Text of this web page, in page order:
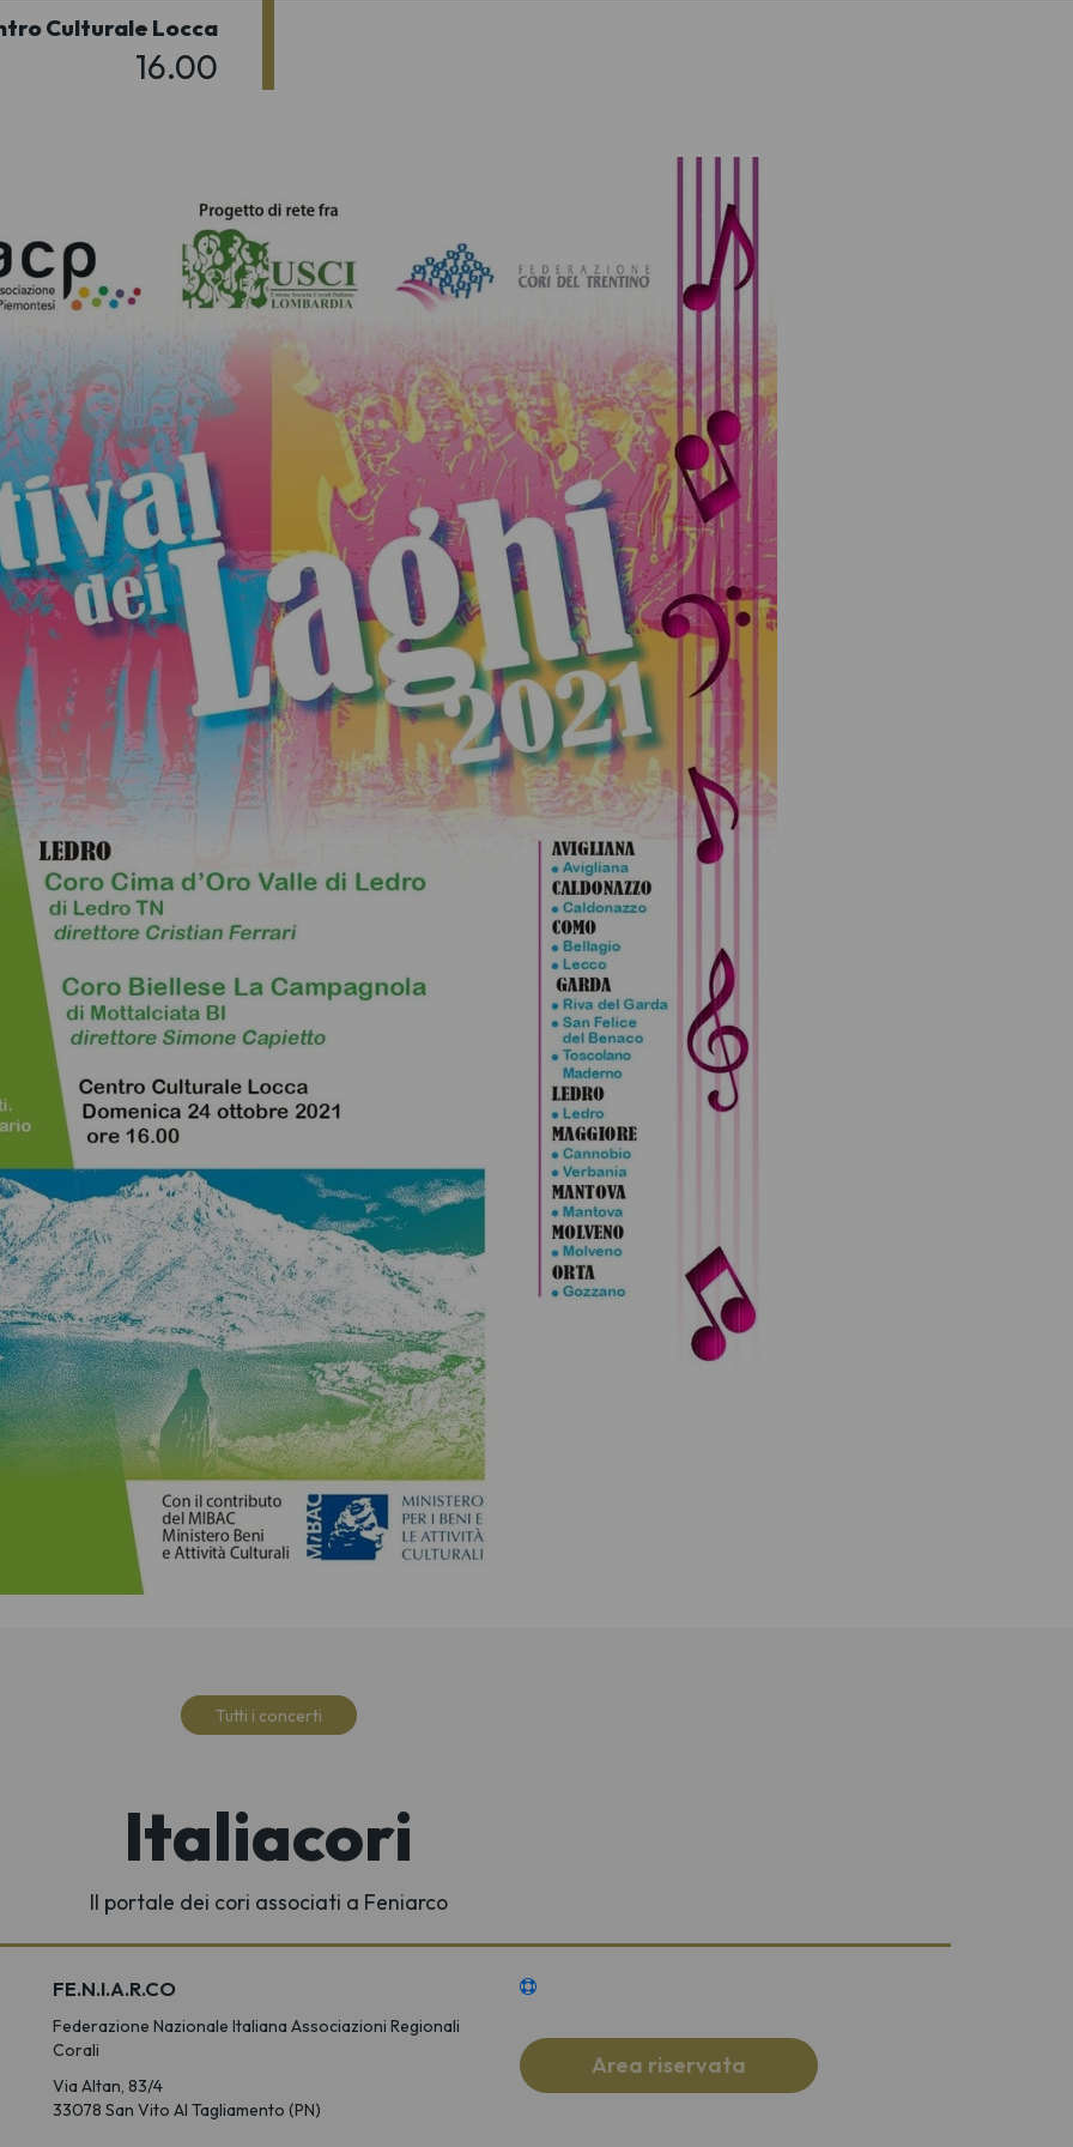
Culturale Locca
16.00
Tutti i concerti
Italiacori
Il portale dei cori associati a Feniarco
FE.N.I.A.R.CO
Federazione Nazionale Italiana Associazioni Regionali
Corali
Via Altan, 83/4
33078 San Vito Al Tagliamento (PN)
Area riservata